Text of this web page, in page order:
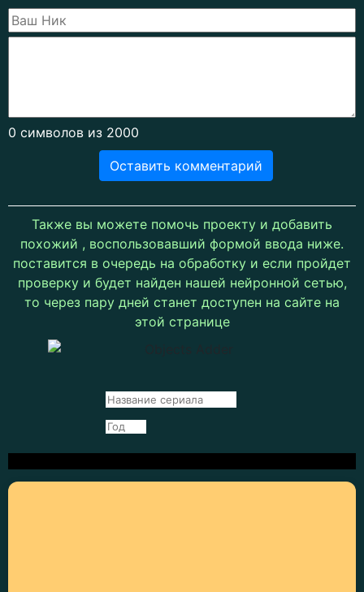
0 символов из 2000
Оставить комментарий
Также вы можете помочь проекту и добавить
похожий , воспользовавший формой ввода ниже.
поставится в очередь на обработку и если пройдет
проверку и будет найден нашей нейронной сетью,
то через пару дней станет доступен на сайте на
этой странице